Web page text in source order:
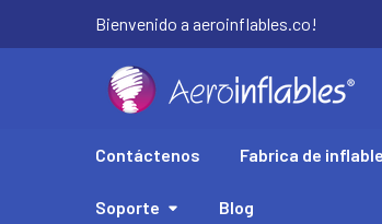
Bienvenido a aeroinflables.co!
Contáctenos Fabrica de
Soporte
Blog